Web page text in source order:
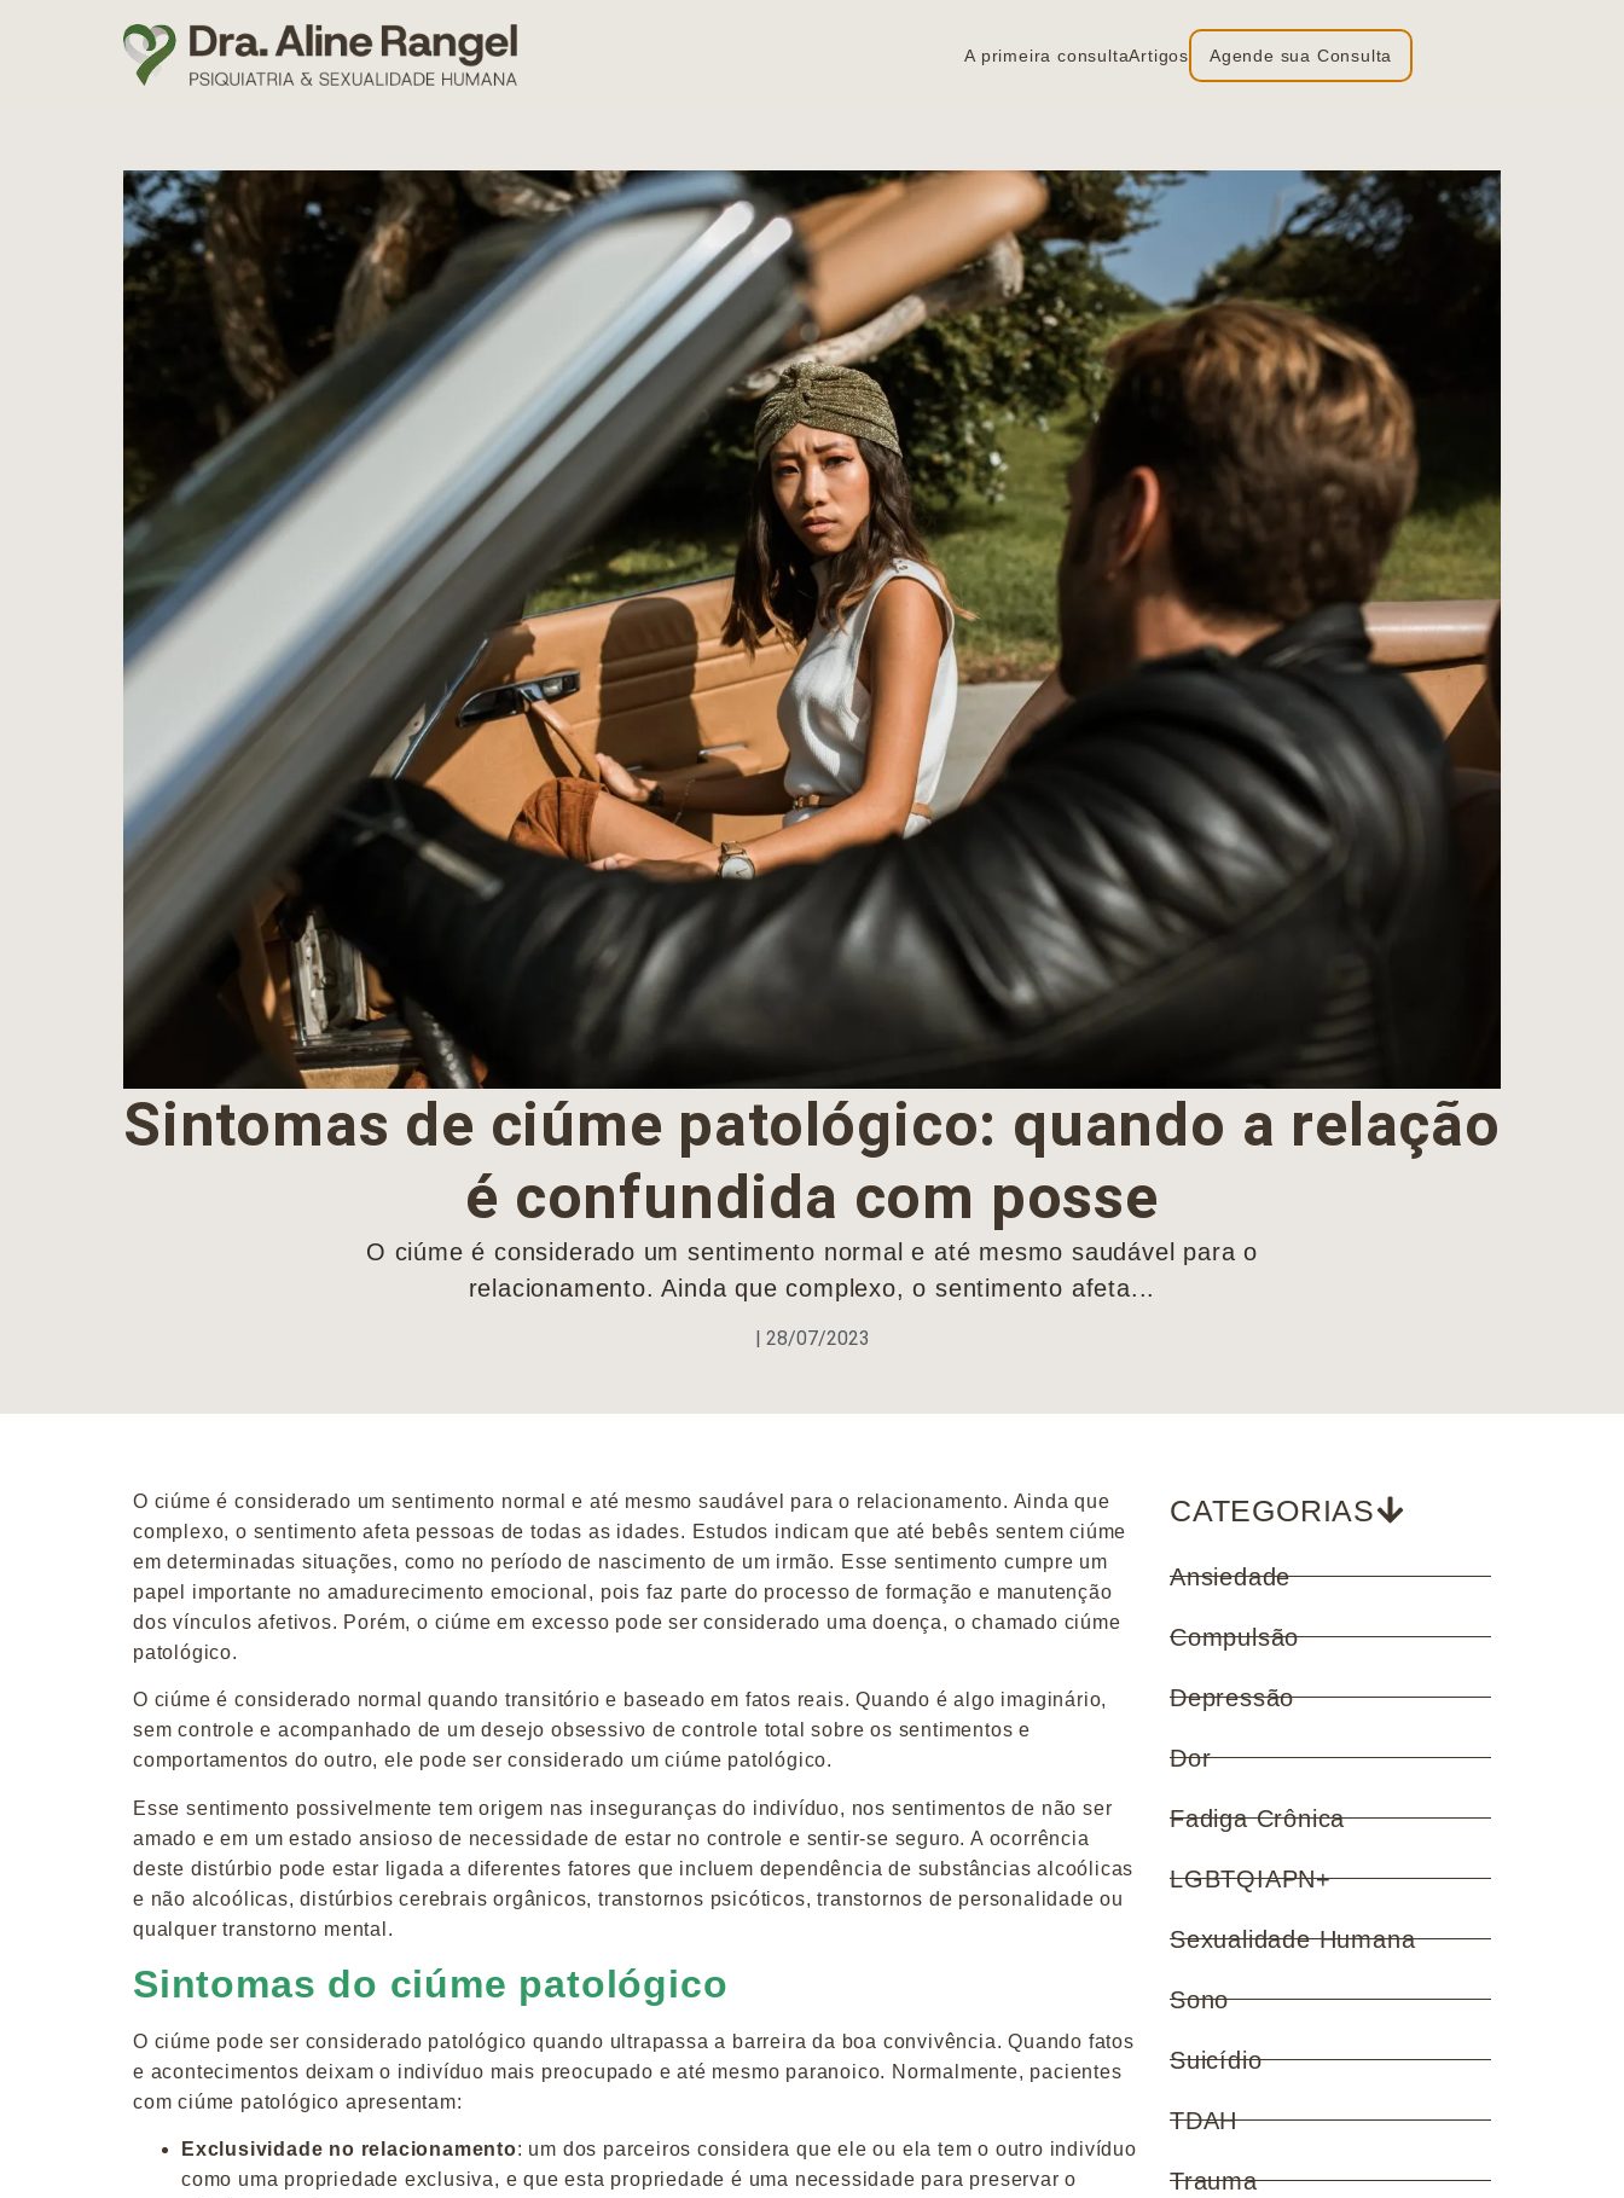
A primeira consultaArtigos Agende sua Consulta
Sintomas de ciúme patológico: quando a relação
é confundida com posse
O ciúme é considerado um sentimento normal e até mesmo saudável para o
relacionamento. Ainda que complexo, o sentimento afeta...
| 28/07/2023
O ciúme é considerado um sentimento normal e até mesmo saudável para o relacionamento. Ainda que
complexo, o sentimento afeta pessoas de todas as idades. Estudos indicam que até bebês sentem ciúme
em determinadas situações, como no período de nascimento de um irmão. Esse sentimento cumpre um
papel importante no amadurecimento emocional, pois faz parte do processo de formação e manutenção
dos vínculos afetivos. Porém, o ciúme em excesso pode ser considerado uma doença, o chamado ciúme
patológico.
O ciúme é considerado normal quando transitório e baseado em fatos reais. Quando é algo imaginário,
sem controle e acompanhado de um desejo obsessivo de controle total sobre os sentimentos e
comportamentos do outro, ele pode ser considerado um ciúme patológico.
Esse sentimento possivelmente tem origem nas inseguranças do indivíduo, nos sentimentos de não ser
amado e em um estado ansioso de necessidade de estar no controle e sentir-se seguro. A ocorrência
deste distúrbio pode estar ligada a diferentes fatores ​​que incluem dependência de substâncias alcoólicas
e não alcoólicas, distúrbios cerebrais orgânicos, transtornos psicóticos, transtornos de personalidade ou
qualquer transtorno mental.
Sintomas do ciúme patológico
O ciúme pode ser considerado patológico quando ultrapassa a barreira da boa convivência. Quando fatos
e acontecimentos deixam o indivíduo mais preocupado e até mesmo paranoico. Normalmente, pacientes
com ciúme patológico apresentam:
Exclusividade no relacionamento: um dos parceiros considera que ele ou ela tem o outro indivíduo
como uma propriedade exclusiva, e que esta propriedade é uma necessidade para preservar o
CATEGORIAS
Ansiedade
Compulsão
Depressão
Dor
Fadiga Crônica
LGBTQIAPN+
Sexualidade Humana
Sono
Suicídio
TDAH
Trauma